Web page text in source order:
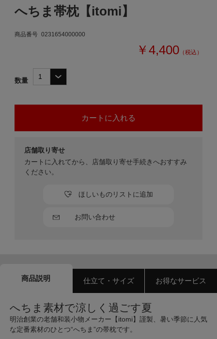
へちま帯枕【itomi】
商品番号 0231654000000
￥4,400 （税込）
数量
お問い合わせ
ほしいものリストに追加
店舗取り寄せ
カートに入れてから、店舗取り寄せ手続きへおすすみ
ください。
商品説明 仕立て・サイズ お得なサービス
へちま素材で涼しく過ごす夏
明治創業の老舗和装小物メーカー【itomi】謹製、暑い季節に人気
な定番素材のひとつ“へちま”の帯枕です。